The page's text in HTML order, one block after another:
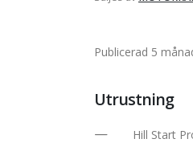
Publicerad 5
Utrustning
Hill Start